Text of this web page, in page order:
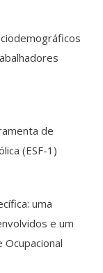
de
(ESF-1)
uma
e um
Ocupacional